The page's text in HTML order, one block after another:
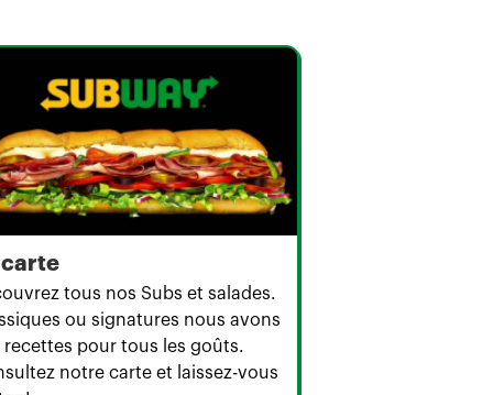
carte
tous nos Subs et salades.
ou signatures nous avons
recettes pour tous les goûts.
notre carte et laissez-vous